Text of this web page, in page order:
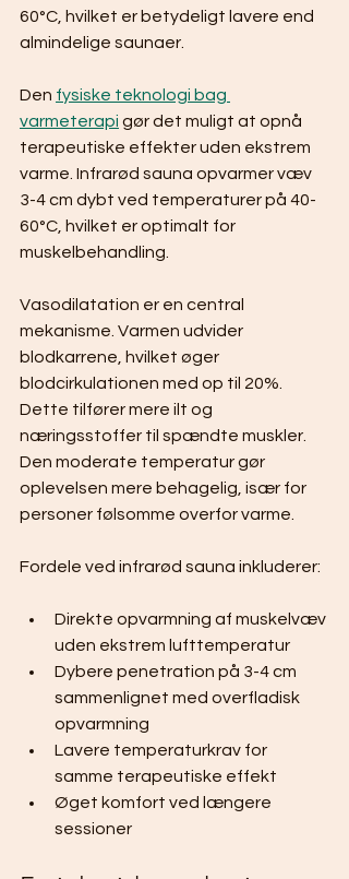
60°C, hvilket er betydeligt lavere end
almindelige saunaer.
Den fysiske teknologi bag
varmeterapi gør det muligt at opnå
terapeutiske effekter uden ekstrem
varme. Infrarød sauna opvarmer væv
3-4 cm dybt ved temperaturer på 40-
60°C, hvilket er optimalt for
muskelbehandling.
Vasodilatation er en central
mekanisme. Varmen udvider
blodkarrene, hvilket øger
blodcirkulationen med op til 20%.
Dette tilfører mere ilt og
næringsstoffer til spændte muskler.
Den moderate temperatur gør
oplevelsen mere behagelig, især for
personer følsomme overfor varme.
Fordele ved infrarød sauna inkluderer:
Direkte opvarmning af muskelvæv
uden ekstrem lufttemperatur
Dybere penetration på 3-4 cm
sammenlignet med overfladisk
opvarmning
Lavere temperaturkrav for
samme terapeutiske effekt
Øget komfort ved længere
sessioner